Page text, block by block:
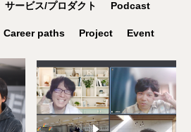
サービス/プロダクト Podcast
Career paths Project Event